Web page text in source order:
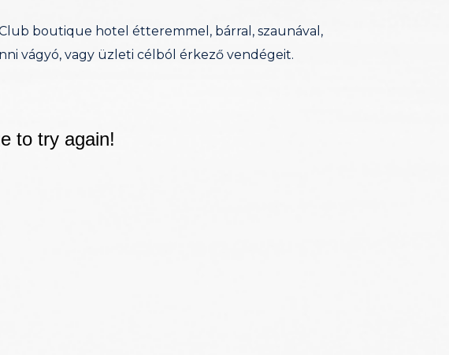
boutique hotel étteremmel, bárral, szaunával,
vágyó, vagy üzleti célból érkező vendégeit.